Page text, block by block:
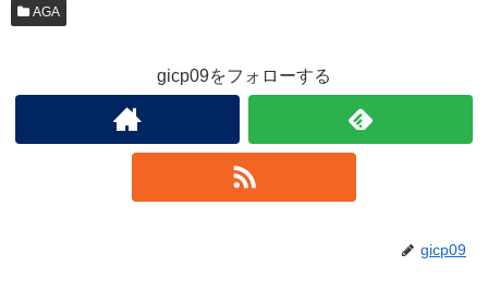
AGA
gicp09をフォローする
gicp09